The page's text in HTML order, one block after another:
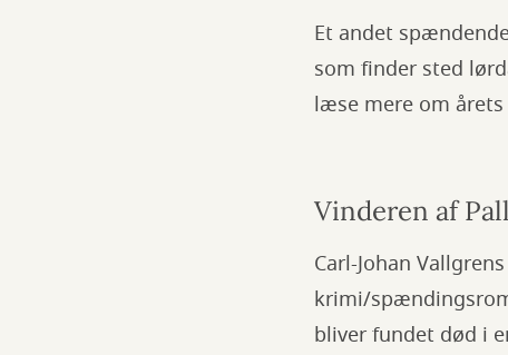
Et andet
som finder sted
læse mere om
Vinderen af
Carl-Johan
krimi/
bliver fundet død i